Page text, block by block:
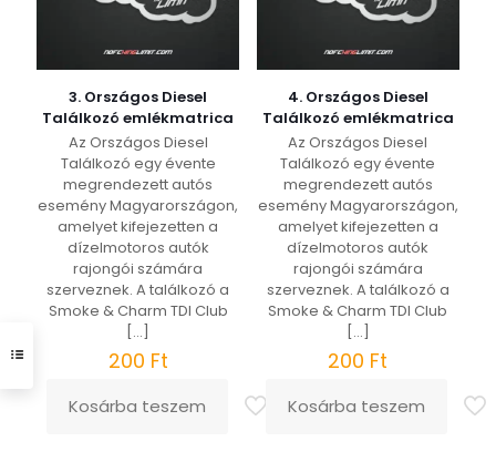
3. Országos Diesel
Találkozó emlékmatrica
Az Országos Diesel
Találkozó egy évente
megrendezett autós
esemény Magyarországon,
amelyet kifejezetten a
dízelmotoros autók
rajongói számára
szerveznek. A találkozó a
Smoke & Charm TDI Club
[…]
200 Ft
Kosárba teszem
4. Országos Diesel
Találkozó emlékmatrica
Az Országos Diesel
Találkozó egy évente
megrendezett autós
esemény Magyarországon,
amelyet kifejezetten a
dízelmotoros autók
rajongói számára
szerveznek. A találkozó a
Smoke & Charm TDI Club
[…]
200 Ft
Kosárba teszem